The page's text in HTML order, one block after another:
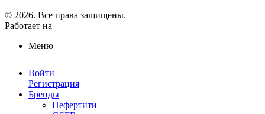
© 2026. Все права защищены.
Работает на
Меню
Войти
Регистрация
Бренды
Нефертити